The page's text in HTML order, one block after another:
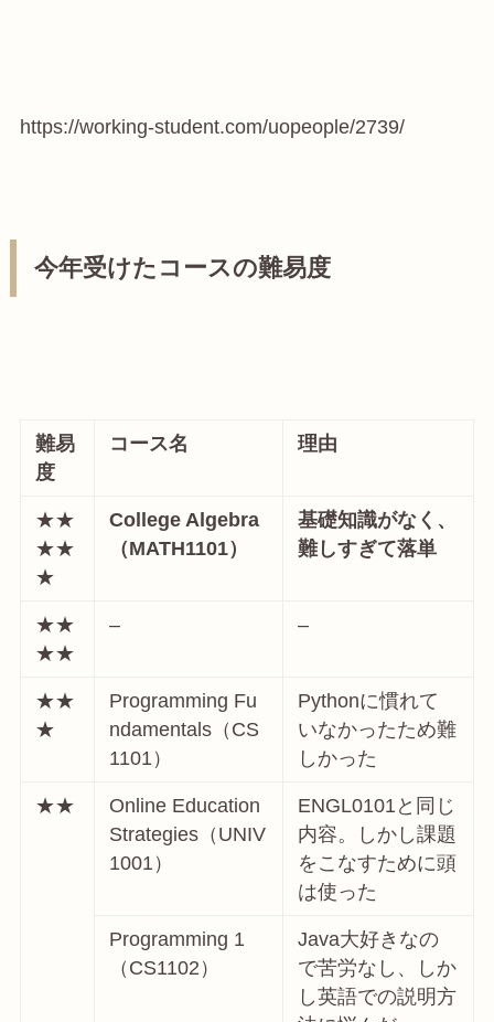
https://working-student.com/uopeople/2739/
今年受けたコースの難易度
難易
度
コース名 理由
★★
★★
★
College Algebra
（MATH1101）
基礎知識がなく、
難しすぎて落単
★★
★★
– –
★★
★
Programming Fu
ndamentals（CS
1101）
Pythonに慣れて
いなかったため難
しかった
★★
Online Education
Strategies（UNIV
1001）
ENGL0101と同じ
内容。しかし課題
をこなすために頭
は使った
Programming 1
（CS1102）
Java大好きなの
で苦労なし、しか
し英語での説明方